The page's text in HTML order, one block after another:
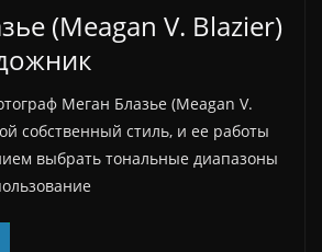
(Meagan V. Blazier)
Меган Блазье (Meagan V.
собственный стиль, и ее работы
выбрать тональные диапазоны